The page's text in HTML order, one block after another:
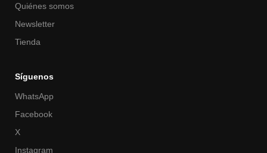
Quiénes somos
Newsletter
Tienda
Síguenos
WhatsApp
Facebook
X
Instagram